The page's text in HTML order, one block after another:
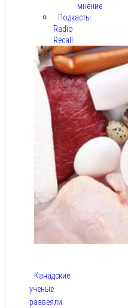
мнение
Подкасты
Radio
Recall
Канадские
ученые
развеяли